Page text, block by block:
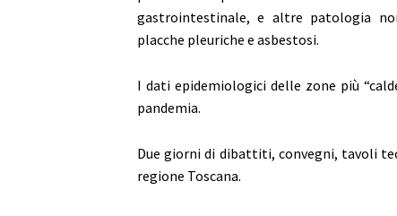
gastrointestinale, e altre patologia
placche pleuriche e asbestosi.
I dati epidemiologici delle zone più
pandemia.
Due giorni di dibattiti, convegni, tavoli
regione Toscana.